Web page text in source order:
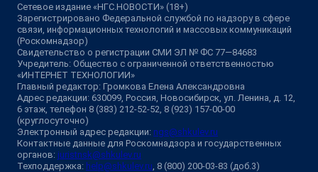
Сетевое издание «НГС.НОВОСТИ» (18+)
Зарегистрировано Федеральной службой по надзору в сфере
связи, информационных технологий и массовых коммуникаций
(Роскомнадзор)
Свидетельство о регистрации СМИ ЭЛ № ФС 77—84683
Учредитель: Общество с ограниченной ответственностью
«ИНТЕРНЕТ ТЕХНОЛОГИИ»
Главный редактор: Громкова Елена Александровна
Адрес редакции: 630099, Россия, Новосибирск, ул. Ленина, д. 12,
6 этаж, телефон 8 (383) 212-52-52, 8 (923) 157-00-00
(круглосуточно)
Электронный адрес редакции: ngs@shkulev.ru
Контактные данные для Роскомнадзора и государственных
органов: juristnsk@shkulev.ru
Техподдержка: help@shkulev.ru , 8 (800) 200-03-83 (доб.3)